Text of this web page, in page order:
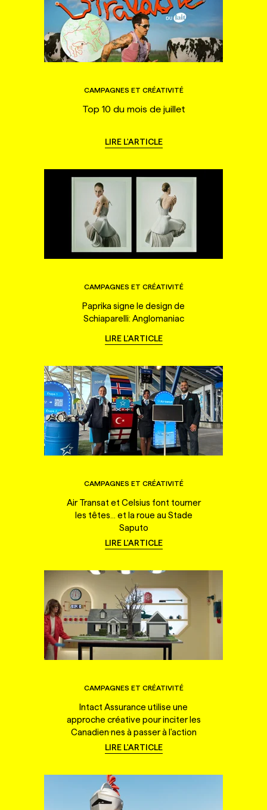
CAMPAGNES ET CRÉATIVITÉ
Top 10 du mois de juillet
LIRE L'ARTICLE
CAMPAGNES ET CRÉATIVITÉ
Paprika signe le design de
Schiaparelli: Anglomaniac
LIRE L'ARTICLE
CAMPAGNES ET CRÉATIVITÉ
Air Transat et Celsius font tourner
les têtes... et la roue au Stade
Saputo
LIRE L'ARTICLE
CAMPAGNES ET CRÉATIVITÉ
Intact Assurance utilise une
approche créative pour inciter les
Canadien·nes à passer à l'action
LIRE L'ARTICLE